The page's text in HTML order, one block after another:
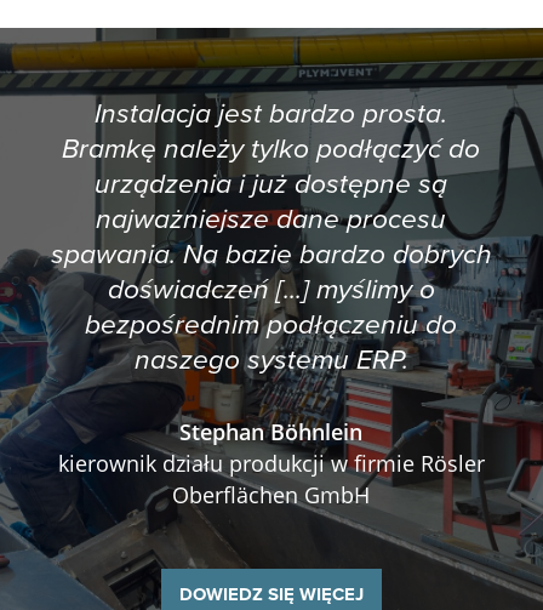
Instalacja jest bardzo prosta.
Bramkę należy tylko podłączyć do
urządzenia i już dostępne są
najważniejsze dane procesu
spawania. Na bazie bardzo dobrych
doświadczeń [...] myślimy o
bezpośrednim podłączeniu do
naszego systemu ERP.
Stephan Böhnlein
kierownik działu produkcji w firmie Rösler
Oberflächen GmbH
DOWIEDZ SIĘ WIĘCEJ